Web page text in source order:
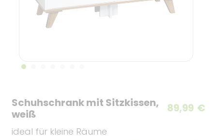
Schuhschrank mit Sitzkissen,
weiß
ideal für kleine Räume
89,99 €